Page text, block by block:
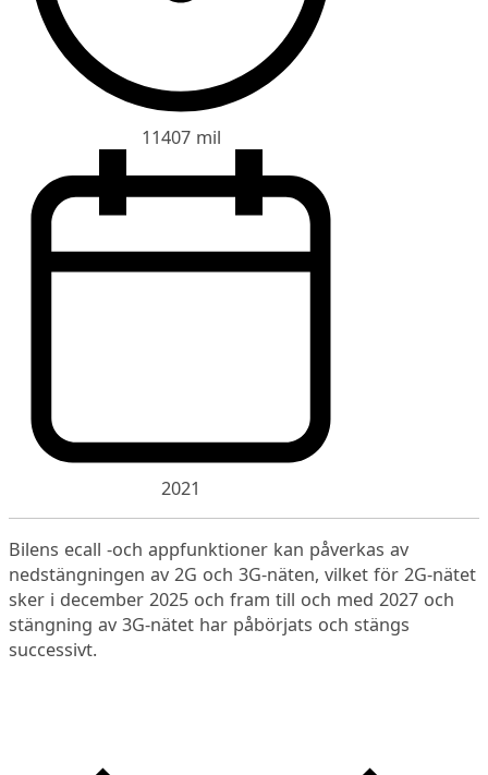
11407 mil
2021
Bilens ecall -och appfunktioner kan påverkas av
nedstängningen av 2G och 3G-näten, vilket för 2G-nätet
sker i december 2025 och fram till och med 2027 och
stängning av 3G-nätet har påbörjats och stängs
successivt.